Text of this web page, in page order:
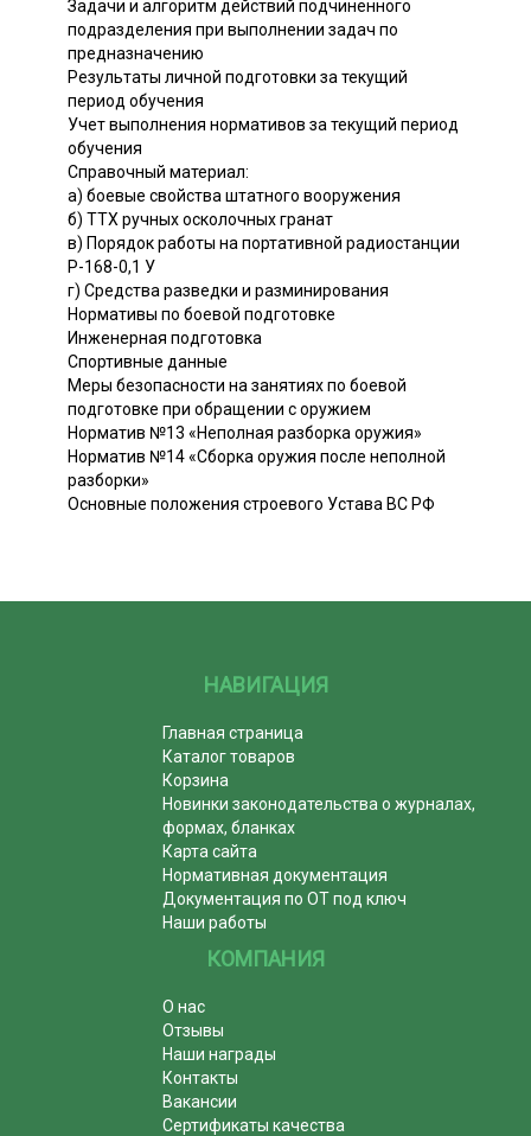
Задачи и алгоритм действий подчиненного
подразделения при выполнении задач по
предназначению
Результаты личной подготовки за текущий
период обучения
Учет выполнения нормативов за текущий период
обучения
Справочный материал:
а) боевые свойства штатного вооружения
б) ТТХ ручных осколочных гранат
в) Порядок работы на портативной радиостанции
Р-168-0,1 У
г) Средства разведки и разминирования
Нормативы по боевой подготовке
Инженерная подготовка
Спортивные данные
Меры безопасности на занятиях по боевой
подготовке при обращении с оружием
Норматив №13 «Неполная разборка оружия»
Норматив №14 «Сборка оружия после неполной
разборки»
Основные положения строевого Устава ВС РФ
НАВИГАЦИЯ
Главная страница
Каталог товаров
Корзина
Новинки законодательства о журналах,
формах, бланках
Карта сайта
Нормативная документация
Документация по ОТ под ключ
Наши работы
КОМПАНИЯ
О нас
Отзывы
Наши награды
Контакты
Вакансии
Сертификаты качества